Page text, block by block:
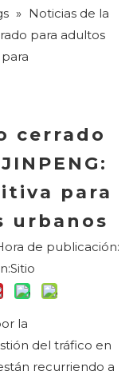
» Noticias de la
para adultos
cerrado
para
urbanos
de publicación:
Sitio
la
del tráfico en
recurriendo a